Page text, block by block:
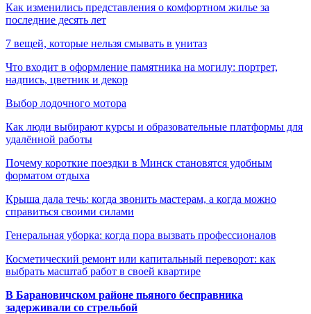
Как изменились представления о комфортном жилье за
последние десять лет
7 вещей, которые нельзя смывать в унитаз
Что входит в оформление памятника на могилу: портрет,
надпись, цветник и декор
Выбор лодочного мотора
Как люди выбирают курсы и образовательные платформы для
удалённой работы
Почему короткие поездки в Минск становятся удобным
форматом отдыха
Крыша дала течь: когда звонить мастерам, а когда можно
справиться своими силами
Генеральная уборка: когда пора вызвать профессионалов
Косметический ремонт или капитальный переворот: как
выбрать масштаб работ в своей квартире
В Барановичском районе пьяного бесправника
задерживали со стрельбой